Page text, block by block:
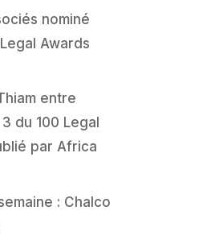
nominé
Awards
entre
du 100 Legal
par Africa
: Chalco